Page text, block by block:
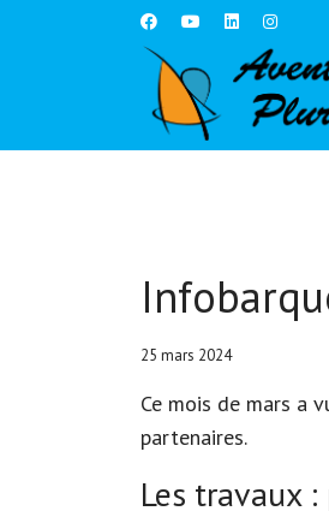
25 mars 2024
Ce mois de mars a
partenaires.
Les travaux